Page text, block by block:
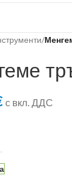
/
с вкл. ДДС